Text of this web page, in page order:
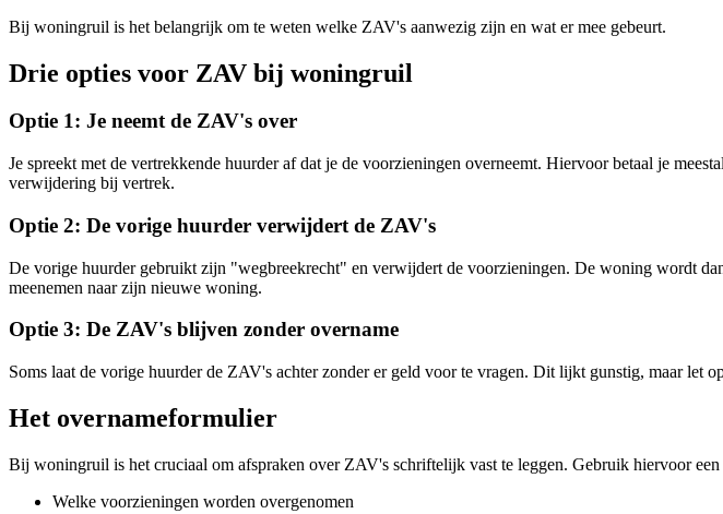
Bij woningruil is het belangrijk om te weten welke ZAV's aanwezig zijn en wat er mee gebeurt.
Drie opties voor ZAV bij woningruil
Optie 1: Je neemt de ZAV's over
Je spreekt met de vertrekkende huurder af dat je de voorzieningen overneemt. Hiervoor betaal je
verwijdering bij vertrek.
Optie 2: De vorige huurder verwijdert de ZAV's
De vorige huurder gebruikt zijn "wegbreekrecht" en verwijdert de voorzieningen. De woning wordt
meenemen naar zijn nieuwe woning.
Optie 3: De ZAV's blijven zonder overname
Soms laat de vorige huurder de ZAV's achter zonder er geld voor te vragen. Dit lijkt gunstig, maar
Het overnameformulier
Bij woningruil is het cruciaal om afspraken over ZAV's schriftelijk vast te leggen. Gebruik hiervoor
Welke voorzieningen worden overgenomen